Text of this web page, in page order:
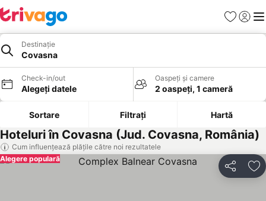
Favorite
Destinație
Covasna
Check-in/out
Alegeți datele
Oaspeți și camere
2 oaspeți, 1 cameră
Sortare Filtrați Hartă
Hoteluri în Covasna (Jud. Covasna, România)
Cum influențează plățile către noi rezultatele
Distribuiți
Alegere populară